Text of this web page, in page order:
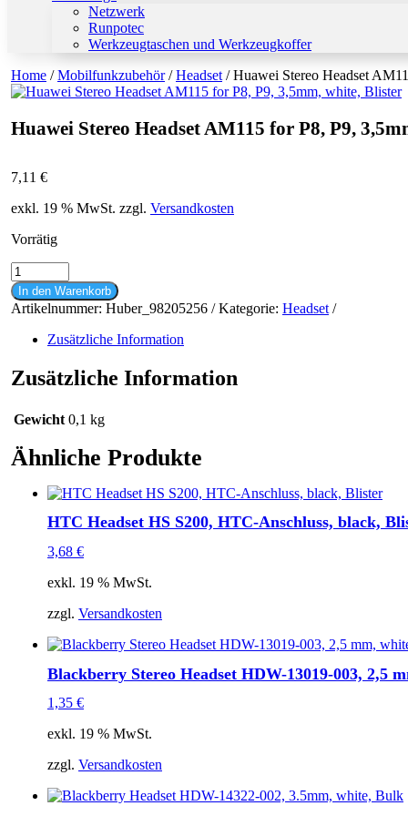
Netzwerk
Runpotec
Werkzeugtaschen und Werkzeugkoffer
Home /Mobilfunkzubehör/Headset / Huawei Stereo Headset
Huawei Stereo Headset AM115 for P8, P9,
7,11 €
exkl. 19 % MwSt. zzgl. Versandkosten
Vorrätig
Huawei
Stereo
Headset
AM115
P9,
3,5mm,
Blister
In den Warenkorb
Artikelnummer: Huber_98205256 Kategorie: Headset
Zusätzliche Information
Zusätzliche Information
Gewicht 0,1 kg
Ähnliche Produkte
HTC Headset HS S200, HTC-Anschluss, black,
3,68 €
exkl. 19 % MwSt.
zzgl. Versandkosten
Blackberry Stereo Headset HDW-13019-003, 2,5
1,35 €
exkl. 19 % MwSt.
zzgl. Versandkosten